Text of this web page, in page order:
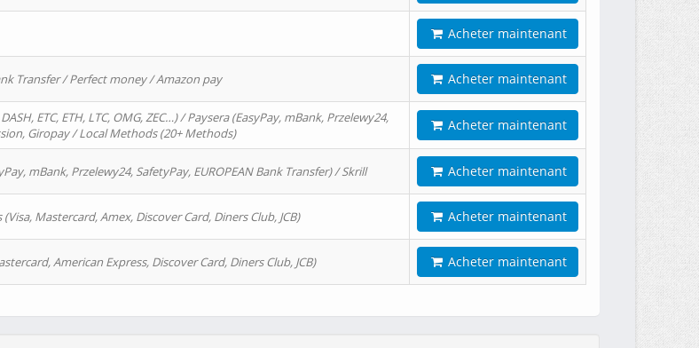
Acheter maintenant
Transfer / Perfect money / Amazon pay Acheter maintenant
ETC, ETH, LTC, OMG, ZEC…) / Paysera (EasyPay, mBank, Przelewy24,
Giropay / Local Methods (20+ Methods)
Acheter maintenant
mBank, Przelewy24, SafetyPay, EUROPEAN Bank Transfer) / Skrill Acheter maintenant
Mastercard, Amex, Discover Card, Diners Club, JCB) Acheter maintenant
American Express, Discover Card, Diners Club, JCB) Acheter maintenant